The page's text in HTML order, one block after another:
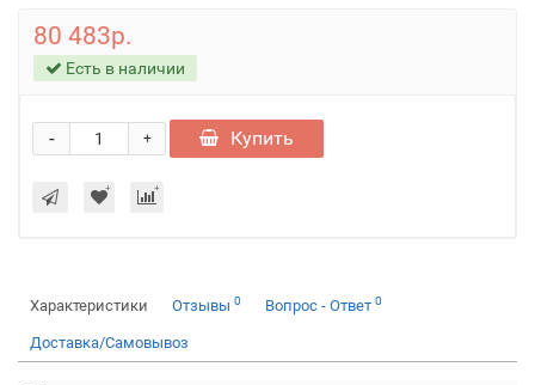
80 483р.
Есть в наличии
+
- Купить
Характеристики Отзывы 0 Вопрос - Ответ 0
Доставка/Самовывоз